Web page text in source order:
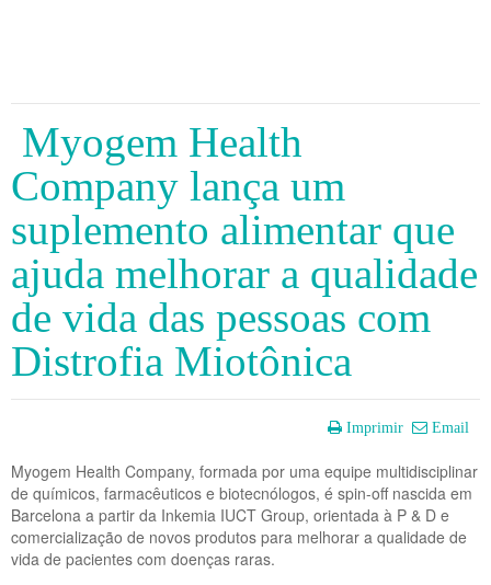
Myogem Health
Company lança um
suplemento alimentar que
ajuda melhorar a qualidade
de vida das pessoas com
Distrofia Miotônica
Imprimir Email
Myogem Health Company, formada por uma equipe multidisciplinar
de químicos, farmacêuticos e biotecnólogos, é spin-off nascida em
Barcelona a partir da Inkemia IUCT Group, orientada à P & D e
comercialização de novos produtos para melhorar a qualidade de
vida de pacientes com doenças raras.